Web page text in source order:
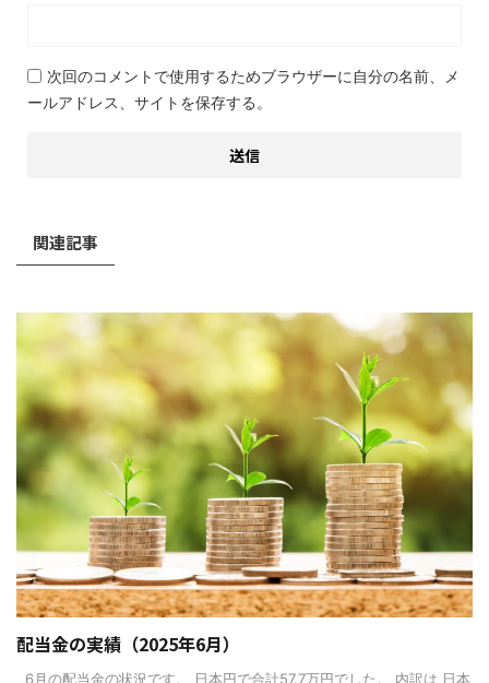
次回のコメントで使用するためブラウザーに自分の名前、メ
ールアドレス、サイトを保存する。
関連記事
配当金の実績（2025年6月）
6月の配当金の状況です。 日本円で合計57.7万円でした。 内訳は 日本